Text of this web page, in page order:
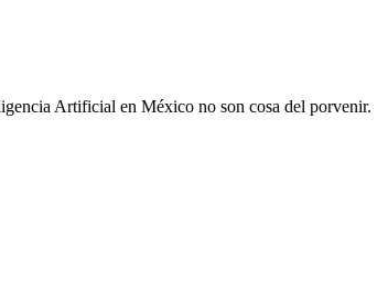
Artificial en México no son cosa del porvenir.